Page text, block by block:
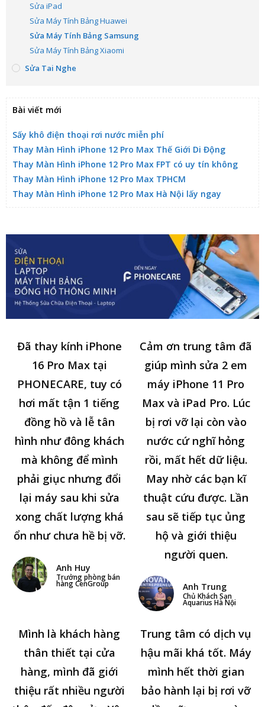
Sửa iPad
Sửa Máy Tính Bảng Huawei
Sửa Máy Tính Bảng Samsung
Sửa Máy Tính Bảng Xiaomi
Sửa Tai Nghe
Bài viết mới
Sấy khô điện thoại rơi nước miễn phí
Thay Màn Hình iPhone 12 Pro Max Thế Giới Di Động
Thay Màn Hình iPhone 12 Pro Max FPT có uy tín không
Thay Màn Hình iPhone 12 Pro Max TPHCM
Thay Màn Hình iPhone 12 Pro Max Hà Nội lấy ngay
Đã thay kính iPhone
16 Pro Max tại
PHONECARE, tuy có
hơi mất tận 1 tiếng
đồng hồ và lễ tân
hình như đông khách
mà không để mình
phải giục nhưng đổi
lại máy sau khi sửa
xong chất lượng khá
ổn như chưa hề bị vỡ.
Anh Huy
Trưởng phòng bán
hàng CenGroup
Cảm ơn trung tâm đã
giúp mình sửa 2 em
máy iPhone 11 Pro
Max và iPad Pro. Lúc
bị rơi vỡ lại còn vào
nước cứ nghĩ hỏng
rồi, mất hết dữ liệu.
May nhờ các bạn kĩ
thuật cứu được. Lần
sau sẽ tiếp tục ủng
hộ và giới thiệu
người quen.
Anh Trung
Chủ Khách Sạn
Aquarius Hà Nội
Mình là khách hàng
thân thiết tại cửa
hàng, mình đã giới
thiệu rất nhiều người
Trung tâm có dịch vụ
hậu mãi khá tốt. Máy
mình hết thời gian
bảo hành lại bị rơi vỡ